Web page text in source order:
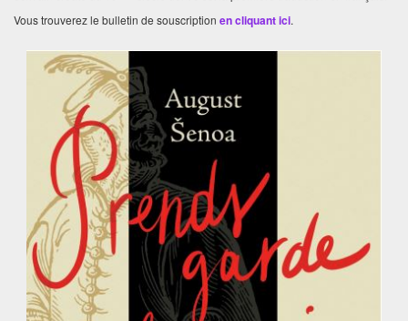
Vous trouverez le bulletin de souscription en cliquant ici.